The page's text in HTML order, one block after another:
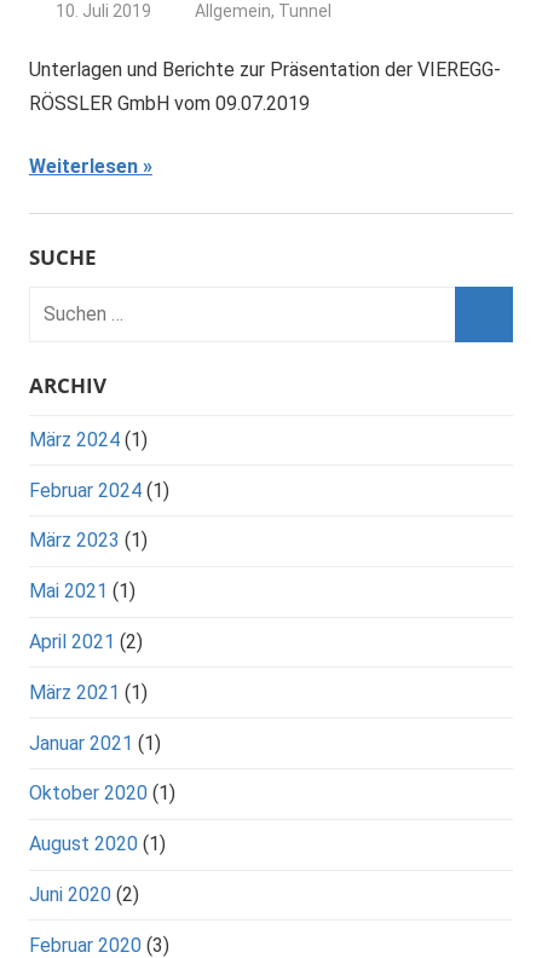
10. Juli 2019
Allgemein, Tunnel
Unterlagen und Berichte zur Präsentation der VIEREGG-
RÖSSLER GmbH vom 09.07.2019
Weiterlesen
SUCHE
ARCHIV
März 2024 (1)
Februar 2024 (1)
März 2023 (1)
Mai 2021 (1)
April 2021 (2)
März 2021 (1)
Januar 2021 (1)
Oktober 2020 (1)
August 2020 (1)
Juni 2020 (2)
Februar 2020 (3)